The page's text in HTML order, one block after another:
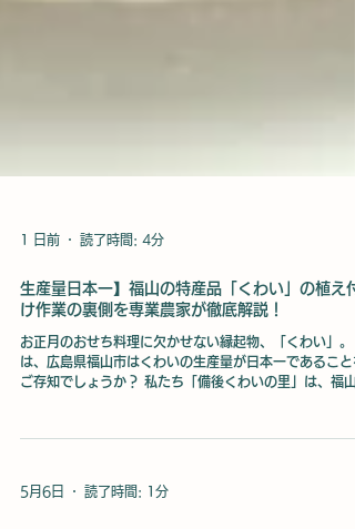
生産量日本一】福山の特産品「くわい」の植え付
お正月のおせち料理に欠かせない縁起物、「くわい」。